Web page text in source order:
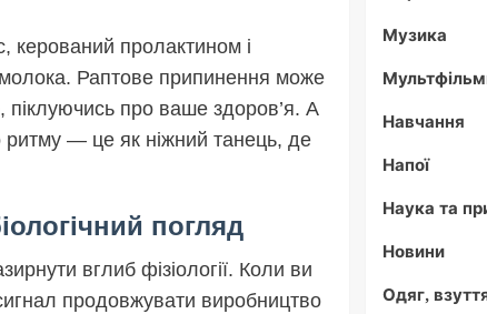
керований пролактином і
молока. Раптове припинення може
про ваше здоров’я. А
ритму — це як ніжний танець, де
погляд
вглиб фізіології. Коли ви
продовжувати виробництво
Музика
Навчання
Напої
Наука та
Новини
Одяг,